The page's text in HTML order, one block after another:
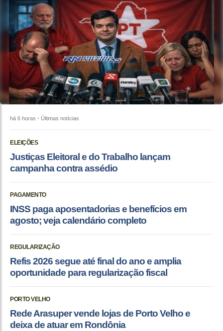
há 6 horas - Últimas notícias
ELEIÇÕES
Justiças Eleitoral e do Trabalho lançam
campanha contra assédio
PAGAMENTO
INSS paga aposentadorias e benefícios em
agosto; veja calendário completo
REGULARIZAÇÃO
Refis 2026 segue até final do ano e amplia
oportunidade para regularização fiscal
PORTO VELHO
Rede Arasuper vende lojas de Porto Velho e
deixa de atuar em Rondônia